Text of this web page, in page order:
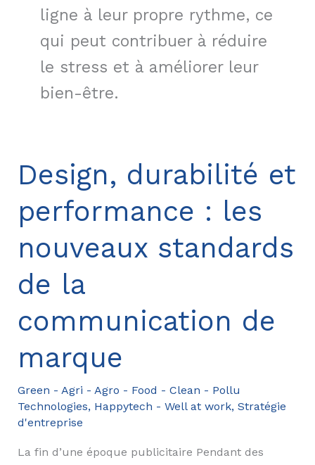
ligne à leur propre rythme, ce
qui peut contribuer à réduire
le stress et à améliorer leur
bien-être.
Design, durabilité et
performance : les
nouveaux standards
de la
communication de
marque
Green - Agri - Agro - Food - Clean - Pollu
Technologies, Happytech - Well at work, Stratégie
d'entreprise
La fin d’une époque publicitaire Pendant des